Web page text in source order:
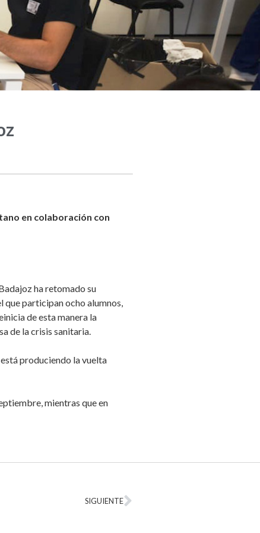
en colaboración con
ha retomado su
participan ocho alumnos,
de esta manera la
de la crisis sanitaria.
produciendo la vuelta
mientras que en
SIGUIENTE